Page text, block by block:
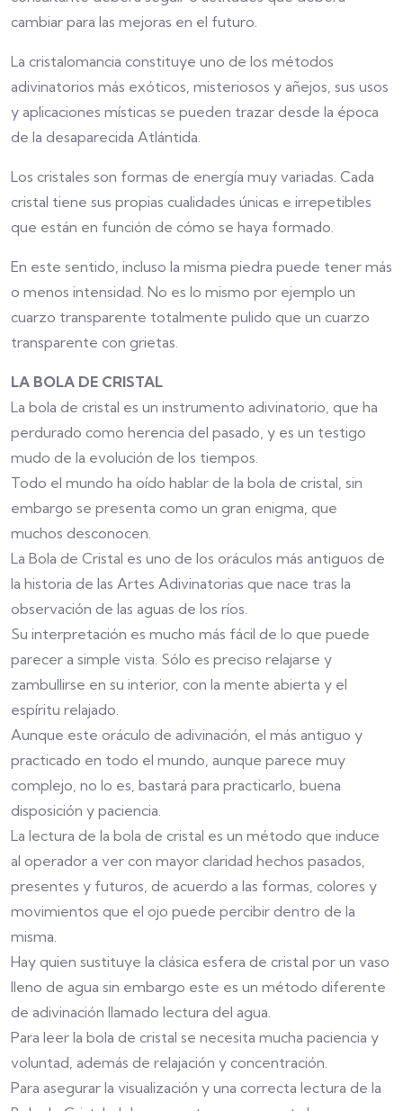
cambiar para las mejoras en el futuro.
La cristalomancia constituye uno de los métodos
adivinatorios más exóticos, misteriosos y añejos, sus usos
y aplicaciones místicas se pueden trazar desde la época
de la desaparecida Atlántida.
Los cristales son formas de energía muy variadas. Cada
cristal tiene sus propias cualidades únicas e irrepetibles
que están en función de cómo se haya formado.
En este sentido, incluso la misma piedra puede tener más
o menos intensidad. No es lo mismo por ejemplo un
cuarzo transparente totalmente pulido que un cuarzo
transparente con grietas.
LA BOLA DE CRISTAL
La bola de cristal es un instrumento adivinatorio, que ha
perdurado como herencia del pasado, y es un testigo
mudo de la evolución de los tiempos.
Todo el mundo ha oído hablar de la bola de cristal, sin
embargo se presenta como un gran enigma, que
muchos desconocen.
La Bola de Cristal es uno de los oráculos más antiguos de
la historia de las Artes Adivinatorias que nace tras la
observación de las aguas de los ríos.
Su interpretación es mucho más fácil de lo que puede
parecer a simple vista. Sólo es preciso relajarse y
zambullirse en su interior, con la mente abierta y el
espíritu relajado.
Aunque este oráculo de adivinación, el más antiguo y
practicado en todo el mundo, aunque parece muy
complejo, no lo es, bastará para practicarlo, buena
disposición y paciencia.
La lectura de la bola de cristal es un método que induce
al operador a ver con mayor claridad hechos pasados,
presentes y futuros, de acuerdo a las formas, colores y
movimientos que el ojo puede percibir dentro de la
misma.
Hay quien sustituye la clásica esfera de cristal por un vaso
lleno de agua sin embargo este es un método diferente
de adivinación llamado lectura del agua.
Para leer la bola de cristal se necesita mucha paciencia y
voluntad, además de relajación y concentración.
Para asegurar la visualización y una correcta lectura de la